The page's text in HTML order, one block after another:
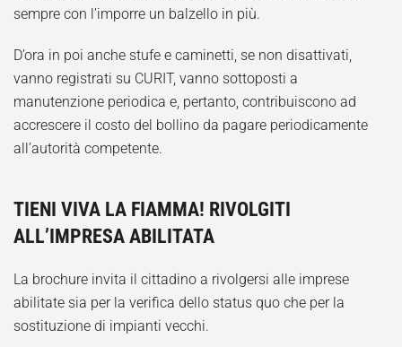
sempre con l’imporre un balzello in più.
D’ora in poi anche stufe e caminetti, se non disattivati,
vanno registrati su CURIT, vanno sottoposti a
manutenzione periodica e, pertanto, contribuiscono ad
accrescere il costo del bollino da pagare periodicamente
all’autorità competente.
TIENI VIVA LA FIAMMA! RIVOLGITI
ALL’IMPRESA ABILITATA
La brochure invita il cittadino a rivolgersi alle imprese
abilitate sia per la verifica dello status quo che per la
sostituzione di impianti vecchi.